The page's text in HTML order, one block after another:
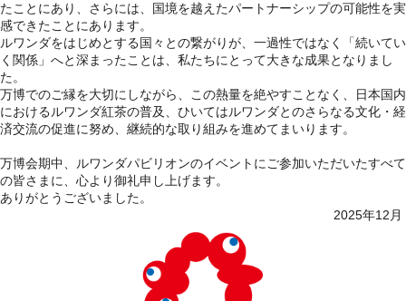
たことにあり、さらには、国境を越えたパートナーシップの可能性を実
感できたことにあります。
ルワンダをはじめとする国々との繋がりが、一過性ではなく「続いてい
く関係」へと深まったことは、私たちにとって大きな成果となりまし
た。
万博でのご縁を大切にしながら、この熱量を絶やすことなく、日本国内
におけるルワンダ紅茶の普及、ひいてはルワンダとのさらなる文化・経
済交流の促進に努め、継続的な取り組みを進めてまいります。
万博会期中、ルワンダパビリオンのイベントにご参加いただいたすべて
の皆さまに、心より御礼申し上げます。
ありがとうございました。
2025年12月